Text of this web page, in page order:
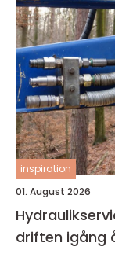
inspiration
01. August 2026
Hydraulikservice i
driften igång